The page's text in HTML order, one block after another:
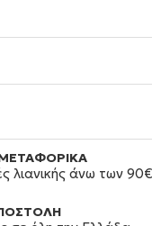
λιανικής άνω των 90€